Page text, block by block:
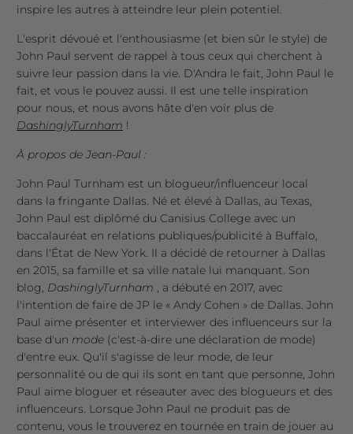
inspire les autres à atteindre leur plein potentiel.
L'esprit dévoué et l'enthousiasme (et bien sûr le style) de
John Paul servent de rappel à tous ceux qui cherchent à
suivre leur passion dans la vie. D'Andra le fait, John Paul le
fait, et vous le pouvez aussi. Il est une telle inspiration
pour nous, et nous avons hâte d'en voir plus de
DashinglyTurnham !
À propos de Jean-Paul :
John Paul Turnham est un blogueur/influenceur local
dans la fringante Dallas. Né et élevé à Dallas, au Texas,
John Paul est diplômé du Canisius College avec un
baccalauréat en relations publiques/publicité à Buffalo,
dans l'État de New York. Il a décidé de retourner à Dallas
en 2015, sa famille et sa ville natale lui manquant. Son
blog, DashinglyTurnham , a débuté en 2017, avec
l'intention de faire de JP le « Andy Cohen » de Dallas. John
Paul aime présenter et interviewer des influenceurs sur la
base d'un mode (c'est-à-dire une déclaration de mode)
d'entre eux. Qu'il s'agisse de leur mode, de leur
personnalité ou de qui ils sont en tant que personne, John
Paul aime bloguer et réseauter avec des blogueurs et des
influenceurs. Lorsque John Paul ne produit pas de
contenu, vous le trouverez en tournée en train de jouer au